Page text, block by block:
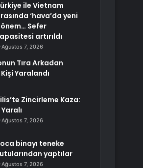
ile Vietnam
‘hava’da yeni
Sefer
artırıldı
Ağustos 7, 2026
Tıra Arkadan
Yaralandı
Zincirleme Kaza:
Yaralı
Ağustos 7, 2026
binayı teneke
yaptılar
Ağustos 7, 2026